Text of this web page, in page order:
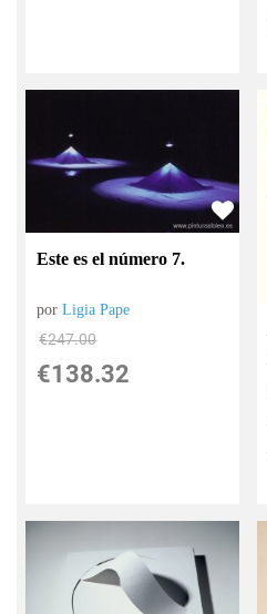
Este es el número 7.
porLigia Pape
€247.00
€138.32